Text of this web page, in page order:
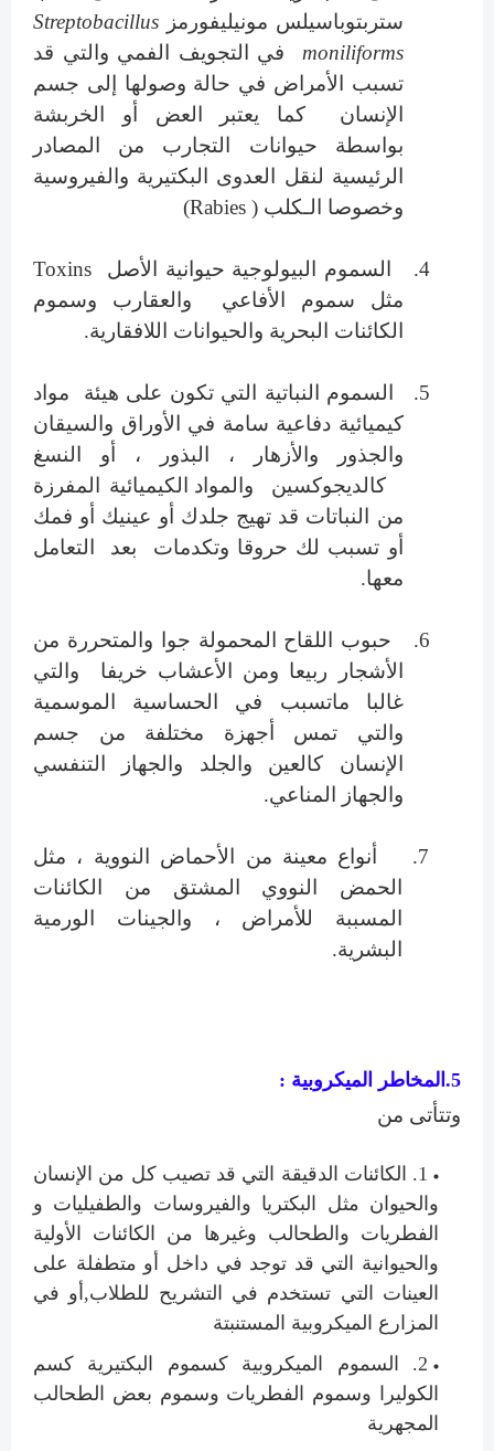
ستربتوباسيلس مونيليفورمز Streptobacillus
moniliforms في التجويف الفمي والتي قد
تسبب الأمراض في حالة وصولها إلى جسم
الإنسان
كما يعتبر
العض أو الخربشة
بواسطة حيوانات التجارب من المصادر
الرئيسية لنقل العدوى البكتيرية والفيروسية
وخصوصا الـكلب (Rabies
)
4. السموم البيولوجية حيوانية الأصل Toxins
مثل سموم الأفاعي والعقارب وسموم
الكائنات البحرية والحيوانات اللافقارية.
5.
السموم النباتية التي تكون على هيئة مواد
كيميائية دفاعية سامة في الأوراق والسيقان
والجذور والأزهار ، البذور ، أو النسغ
كالديجوكسين
والمواد الكيميائية المفرزة
من النباتات قد تهيج جلدك أو عينيك أو فمك
أو تسبب لك حروقا وتكدمات بعد التعامل
معها.
6.
حبوب اللقاح المحمولة جوا والمتحررة من
الأشجار ربيعا ومن الأعشاب خريفا والتي
غالبا ماتسبب في الحساسية الموسمية
والتي تمس أجهزة مختلفة من جسم
الإنسان كالعين والجلد والجهاز التنفسي
والجهاز المناعي.
7.
أنواع معينة من الأحماض النووية ، مثل
الحمض النووي المشتق من الكائنات
المسببة للأمراض ، والجينات الورمية
البشرية.
5.المخاطر الميكروبية :
وتتأتى من
1.
الكائنات الدقيقة التي قد تصيب كل من الإنسان
والحيوان مثل البكتريا والفيروسات والطفيليات و
الفطريات والطحالب وغيرها من الكائنات الأولية
والحيوانية التي قد توجد في داخل أو متطفلة على
العينات التي تستخدم في التشريح للطلاب,أو في
المزارع الميكروبية المستنبتة
2.
السموم الميكروبية كسموم البكتيرية كسم
الكوليرا وسموم الفطريات وسموم بعض الطحالب
المجهرية